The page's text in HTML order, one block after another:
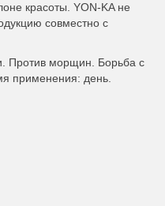
красоты. YON-KA не
совместно с
Против морщин. Борьба с
применения: день.